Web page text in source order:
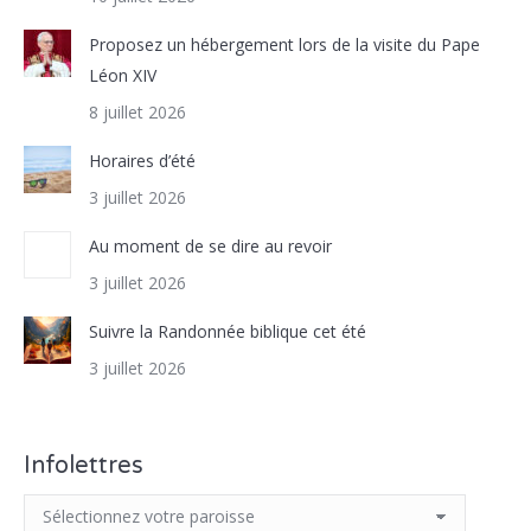
Proposez un hébergement lors de la visite du Pape
Léon XIV
8 juillet 2026
Horaires d’été
3 juillet 2026
Au moment de se dire au revoir
3 juillet 2026
Suivre la Randonnée biblique cet été
3 juillet 2026
Infolettres